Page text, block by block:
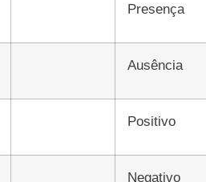
Presença
Ausência
Positivo
Negativo